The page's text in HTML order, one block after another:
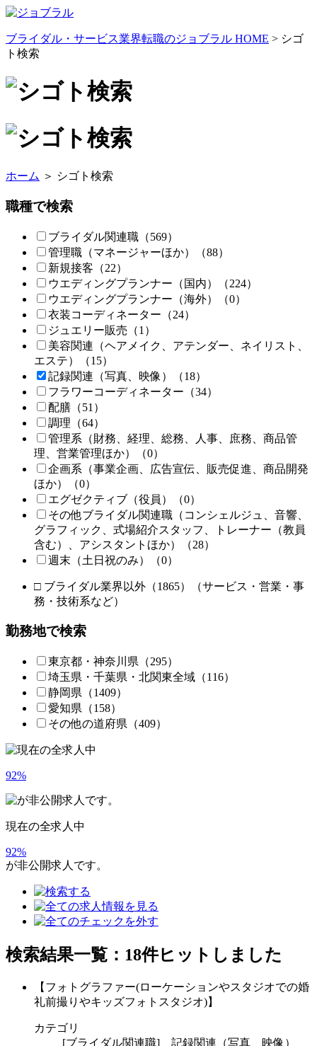
ブライダル・サービス業界転職のジョブラル HOME > シゴ
ト検索
ホーム ＞ シゴト検索
職種で検索
ブライダル関連職 （569）
管理職 （マネージャーほか）
（88）
新規接客 （22）
ウエディングプランナー （国内）
（224）
ウエディングプランナー （海外）
（0）
衣装コーディネーター （24）
ジュエリー販売 （1）
美容関連 （ヘアメイク、アテンダー、ネイリスト、
エステ）
（15）
記録関連 （写真、映像）
（18）
フラワーコーディネーター （34）
配膳 （51）
調理 （64）
管理系（財務、経理、総務、人事、庶務、商品管
理、営業管理ほか）
（0）
企画系 （事業企画、広告宣伝、販売促進、商品開発
ほか）
（0）
エグゼクティブ （役員）
（0）
その他ブライダル関連職 （コンシェルジュ、音響、
グラフィック、式場紹介スタッフ、トレーナー（教員
含む）、アシスタントほか）
（28）
週末 （土日祝のみ） （0）
□ ブライダル業界以外 （1865）
（サービス・営業・事
務・技術系など）
勤務地で検索
東京都・神奈川県 （295）
埼玉県・千葉県・北関東全域 （116）
静岡県 （1409）
愛知県 （158）
その他の道府県 （409）
92%
現在の全求人中
92%
が非公開求人です。
検索結果一覧：18件ヒットしました
【フォトグラファー(ローケーションやスタジオでの婚
礼前撮りやキッズフォトスタジオ)】
カテゴリ
[ブライダル関連職] 記録関連（写真、映像）